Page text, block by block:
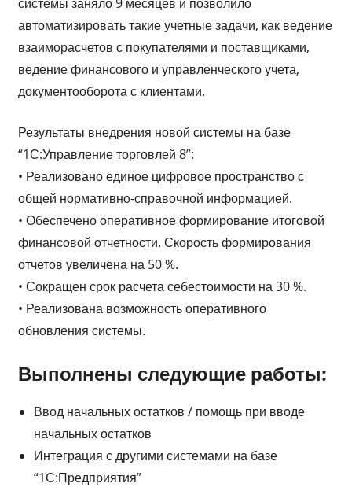
автоматизировать такие учетные задачи, как ведение
взаиморасчетов с покупателями и поставщиками,
ведение финансового и управленческого учета,
документооборота с клиентами.
Результаты внедрения новой системы на базе
“1С:Управление торговлей 8”:
• Реализовано единое цифровое пространство с
общей нормативно-справочной информацией.
• Обеспечено оперативное формирование итоговой
финансовой отчетности. Скорость формирования
отчетов увеличена на 50 %.
• Сокращен срок расчета себестоимости на 30 %.
• Реализована возможность оперативного
обновления системы.
Выполнены следующие работы:
Ввод начальных остатков / помощь при вводе
начальных остатков
Интеграция с другими системами на базе
“1С:Предприятия”